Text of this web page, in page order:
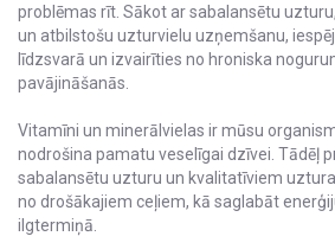
problēmas rīt. Sākot ar sabalansētu
un atbilstošu uzturvielu uzņemšanu,
līdzsvarā un izvairīties no hroniska
pavājināšanās.
Vitamīni un minerālvielas ir mūsu
nodrošina pamatu veselīgai dzīvei. Tādēļ
sabalansētu uzturu un kvalitatīviem
no drošākajiem ceļiem, kā saglabāt
ilgtermiņā.